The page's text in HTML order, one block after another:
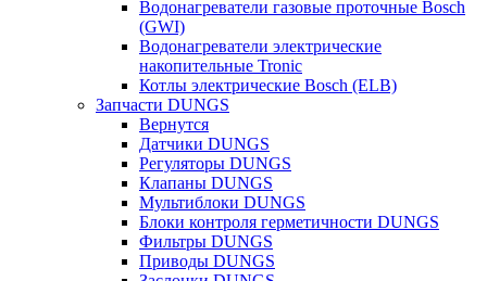
Водонагреватели газовые проточные Bosch
(GWI)
Водонагреватели электрические
накопительные Tronic
Котлы электрические Bosch (ELB)
Запчасти DUNGS
Вернутся
Датчики DUNGS
Регуляторы DUNGS
Клапаны DUNGS
Мультиблоки DUNGS
Блоки контроля герметичности DUNGS
Фильтры DUNGS
Приводы DUNGS